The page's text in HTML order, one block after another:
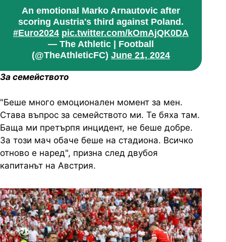
An emotional Marko Arnautovic after
scoring Austria's third against Poland.
#Euro2024 pic.twitter.com/kOmAjQK0DA
— The Athletic | Football
(@TheAthleticFC) June 21, 2024
За семейството
"Беше много емоционален момент за мен.
Става въпрос за семейството ми. Те бяха там.
Баща ми претърпя инцидент, не беше добре.
За този мач обаче беше на стадиона. Всичко
отново е наред", призна след двубоя
капитанът на Австрия.